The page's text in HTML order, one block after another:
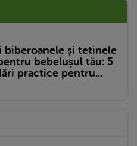
biberoanele și tetinele
bebelușul tău: 5
practice pentru...